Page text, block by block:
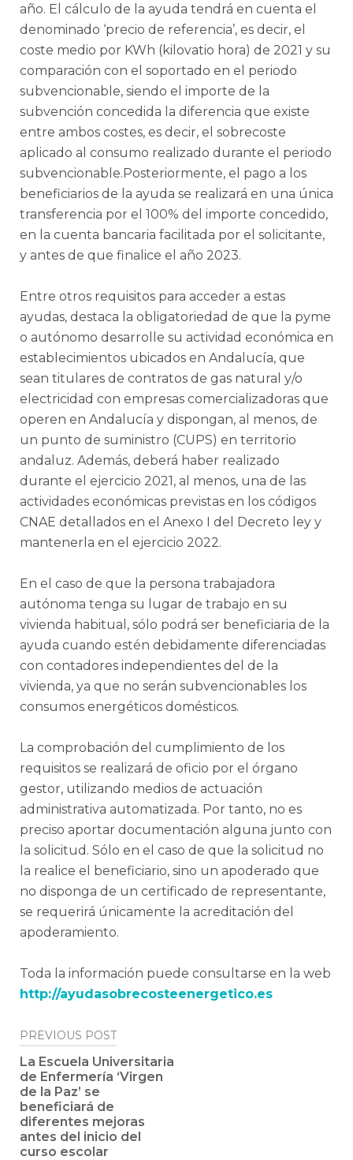
año. El cálculo de la ayuda tendrá en cuenta el
denominado ‘precio de referencia’, es decir, el
coste medio por KWh (kilovatio hora) de 2021 y su
comparación con el soportado en el periodo
subvencionable, siendo el importe de la
subvención concedida la diferencia que existe
entre ambos costes, es decir, el sobrecoste
aplicado al consumo realizado durante el periodo
subvencionable.Posteriormente, el pago a los
beneficiarios de la ayuda se realizará en una única
transferencia por el 100% del importe concedido,
en la cuenta bancaria facilitada por el solicitante,
y antes de que finalice el año 2023.
Entre otros requisitos para acceder a estas
ayudas, destaca la obligatoriedad de que la pyme
o autónomo desarrolle su actividad económica en
establecimientos ubicados en Andalucía, que
sean titulares de contratos de gas natural y/o
electricidad con empresas comercializadoras que
operen en Andalucía y dispongan, al menos, de
un punto de suministro (CUPS) en territorio
andaluz. Además, deberá haber realizado
durante el ejercicio 2021, al menos, una de las
actividades económicas previstas en los códigos
CNAE detallados en el Anexo I del Decreto ley y
mantenerla en el ejercicio 2022.
En el caso de que la persona trabajadora
autónoma tenga su lugar de trabajo en su
vivienda habitual, sólo podrá ser beneficiaria de la
ayuda cuando estén debidamente diferenciadas
con contadores independientes del de la
vivienda, ya que no serán subvencionables los
consumos energéticos domésticos.
La comprobación del cumplimiento de los
requisitos se realizará de oficio por el órgano
gestor, utilizando medios de actuación
administrativa automatizada. Por tanto, no es
preciso aportar documentación alguna junto con
la solicitud. Sólo en el caso de que la solicitud no
la realice el beneficiario, sino un apoderado que
no disponga de un certificado de representante,
se requerirá únicamente la acreditación del
apoderamiento.
Toda la información puede consultarse en la web
http://ayudasobrecosteenergetico.es
Post
navigation
PREVIOUS POST
La Escuela Universitaria
de Enfermería ‘Virgen
de la Paz’ se
beneficiará de
diferentes mejoras
antes del inicio del
curso escolar